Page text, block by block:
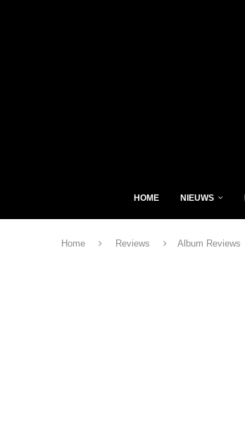
HOME NIEUWS
Home Reviews Album Reviews